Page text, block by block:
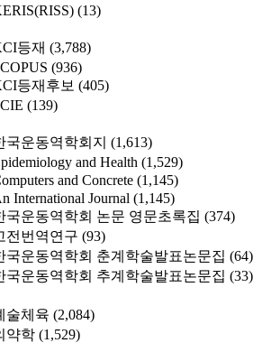
(13)
등재 (3,788)
(936)
등재후보 (405)
(139)
국운동역학회지 (1,613)
and Health (1,529)
and Concrete (1,145)
International Journal (1,145)
국운동역학회 논문 영문초록집 (374)
전번역연구 (93)
국운동역학회 춘계학술발표논문집 (64)
국운동역학회 추계학술발표논문집 (33)
술체육 (2,084)
약학 (1,529)